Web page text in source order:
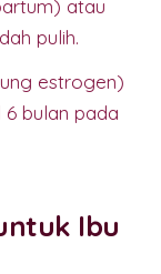
atau
pulih.
estrogen)
bulan pada
Ibu